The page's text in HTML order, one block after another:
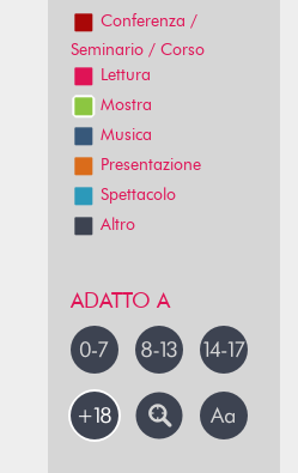
Conferenza /
Seminario / Corso
Lettura
Mostra
Musica
Presentazione
Spettacolo
Altro
ADATTO A